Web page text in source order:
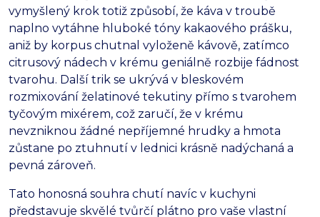
vymyšlený krok totiž způsobí, že káva v troubě
naplno vytáhne hluboké tóny kakaového prášku,
aniž by korpus chutnal vyloženě kávově, zatímco
citrusový nádech v krému geniálně rozbije fádnost
tvarohu. Další trik se ukrývá v bleskovém
rozmixování želatinové tekutiny přímo s tvarohem
tyčovým mixérem, což zaručí, že v krému
nevzniknou žádné nepříjemné hrudky a hmota
zůstane po ztuhnutí v lednici krásně nadýchaná a
pevná zároveň.
Tato honosná souhra chutí navíc v kuchyni
představuje skvělé tvůrčí plátno pro vaše vlastní